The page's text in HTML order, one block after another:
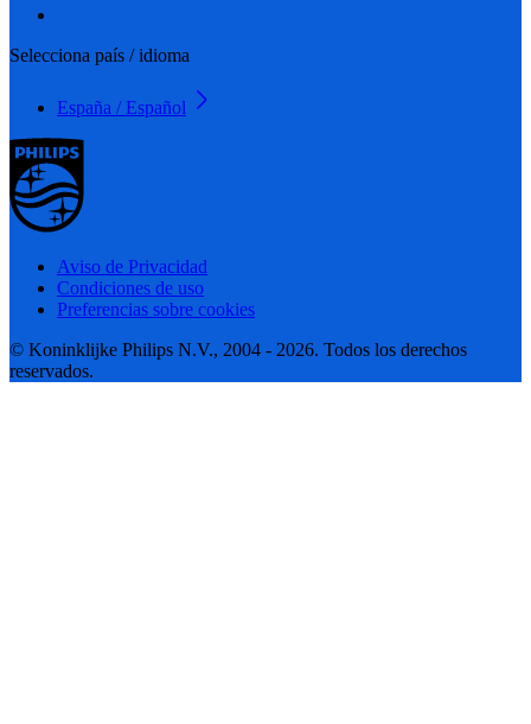
Selecciona país / idioma
España / Español
Aviso de Privacidad
Condiciones de uso
Preferencias sobre cookies
© Koninklijke Philips N.V., 2004 - 2026. Todos los derechos
reservados.